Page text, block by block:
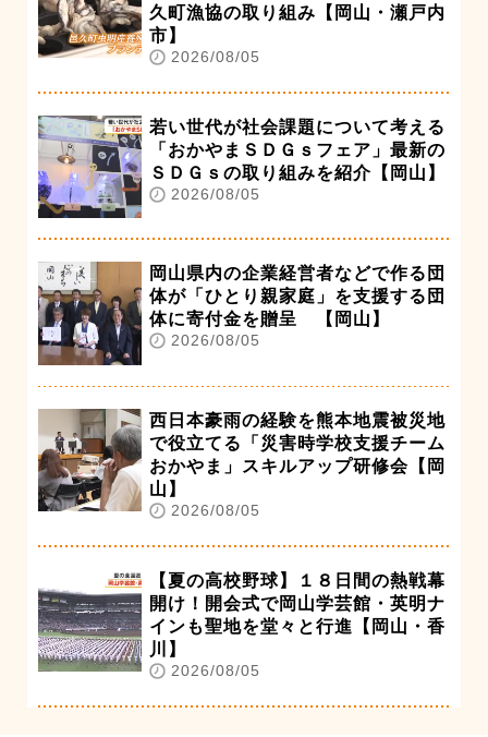
久町漁協の取り組み【岡山・瀬戸内
市】
2026/08/05
若い世代が社会課題について考える
「おかやまＳＤＧｓフェア」最新の
ＳＤＧｓの取り組みを紹介【岡山】
2026/08/05
岡山県内の企業経営者などで作る団
体が「ひとり親家庭」を支援する団
体に寄付金を贈呈 【岡山】
2026/08/05
西日本豪雨の経験を熊本地震被災地
で役立てる「災害時学校支援チーム
おかやま」スキルアップ研修会【岡
山】
2026/08/05
【夏の高校野球】１８日間の熱戦幕
開け！開会式で岡山学芸館・英明ナ
インも聖地を堂々と行進【岡山・香
川】
2026/08/05